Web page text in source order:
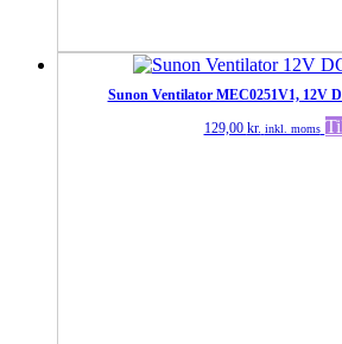
Sunon Ventilator MEC0251V1, 12V
129,00 kr. inkl. moms